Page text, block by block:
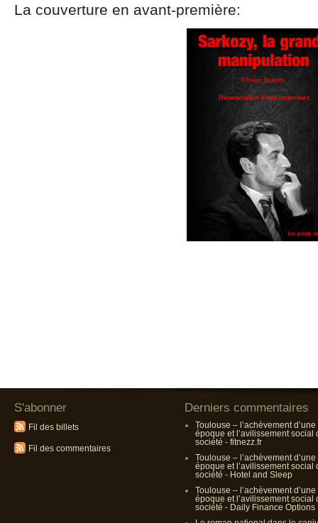
La couverture en avant-première:
S'abonner
Fil des billets
Fil des commentaires
Derniers commentaires
Toulouse – l’achèvement d’une
époque et l’avilissement social
société - fitnezz.fr
Toulouse – l’achèvement d’une
époque et l’avilissement social
société - Hotel and Sleep
Toulouse – l’achèvement d’une
époque et l’avilissement social
société - Daily Finance Options